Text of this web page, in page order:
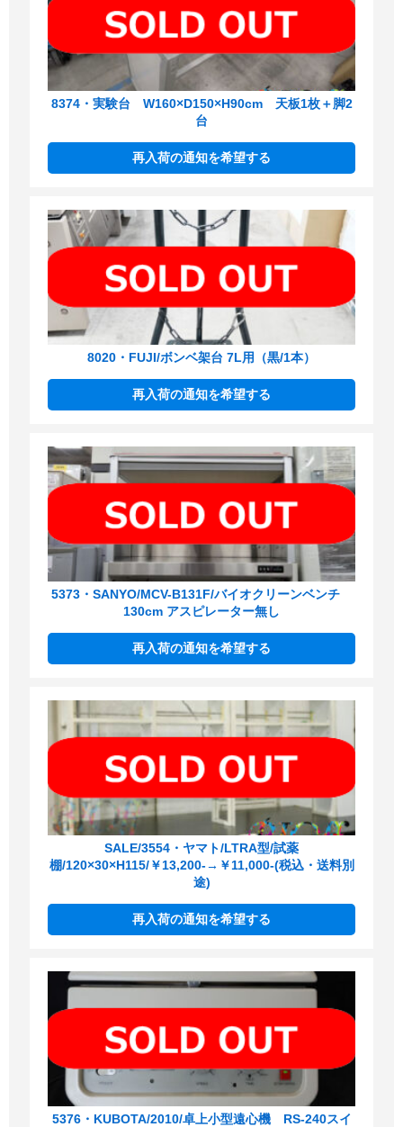
8374・実験台 W160×D150×H90cm 天板1枚＋脚2
台
再入荷の通知を希望する
8020・FUJI/ボンベ架台 7L用（黒/1本）
再入荷の通知を希望する
5373・SANYO/MCV-B131F/バイオクリーンベンチ
130cm アスピレーター無し
再入荷の通知を希望する
SALE/3554・ヤマト/LTRA型/試薬
棚/120×30×H115/￥13,200-→￥11,000-(税込・送料別
途)
再入荷の通知を希望する
5376・KUBOTA/2010/卓上小型遠心機 RS-240スイ